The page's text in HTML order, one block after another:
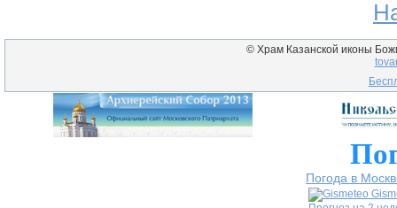
© Храм Казанской иконы
Погода в